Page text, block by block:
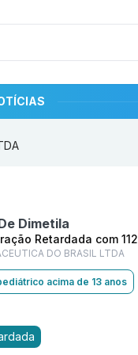
Dimetila
Retardada com 112
DO BRASIL LTDA
acima de 13 anos